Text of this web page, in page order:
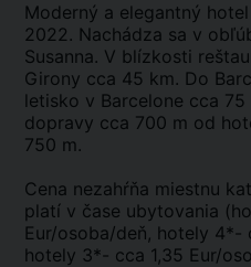
Moderný a elegantný
2022. Nachádza sa v
Susanna. V blízkosti
Girony cca 45 km. Do
letisko v Barcelone cca
dopravy cca 700 m od
750 m.
Cena nezahŕňa miestnu
platí v čase ubytovania
Eur/osoba/deň, hotely 4*-
hotely 3*- cca 1,35 Eur/